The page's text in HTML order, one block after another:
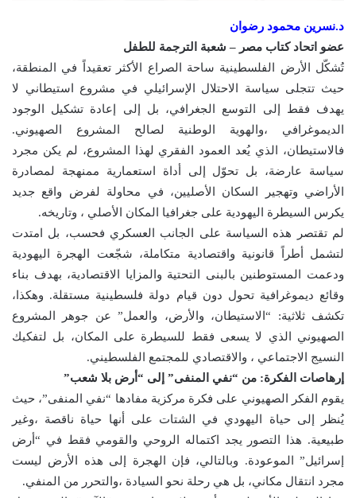
د.نسرين محمود رضوان
عضو اتحاد كتاب مصر – شعبة الترجمة للطفل
تُشكّل الأرض الفلسطينية ساحة الصراع الأكثر تعقيداً في المنطقة،
حيث تتجلى سياسة الاحتلال الإسرائيلي في مشروع استيطاني لا
يهدف فقط إلى التوسع الجغرافي، بل إلى إعادة تشكيل الوجود
الديموغرافي ،والهوية الوطنية لصالح المشروع الصهيوني.
فالاستيطان، الذي يُعد العمود الفقري لهذا المشروع، لم يكن مجرد
سياسة عارضة، بل تحوّل إلى أداة استعمارية ممنهجة لمصادرة
الأراضي وتهجير السكان الأصليين، في محاولة لفرض واقع جديد
يكرس السيطرة اليهودية على جغرافيا المكان الأصلي ، وتاريخه.
لم تقتصر هذه السياسة على الجانب العسكري فحسب، بل امتدت
لتشمل أطراً قانونية واقتصادية متكاملة، شجّعت الهجرة اليهودية
ودعمت المستوطنين بالبنى التحتية والمزايا الاقتصادية، بهدف بناء
وقائع ديموغرافية تحول دون قيام دولة فلسطينية مستقلة. وهكذا،
تكشف ثلاثية: “الاستيطان، والأرض، والعمل” عن جوهر المشروع
الصهيوني الذي لا يسعى فقط للسيطرة على المكان، بل لتفكيك
النسيج الاجتماعي ، والاقتصادي للمجتمع الفلسطيني.
إرهاصات الفكرة: من “نفي المنفى” إلى “أرض بلا شعب”
يقوم الفكر الصهيوني على فكرة مركزية مفادها “نفي المنفى”، حيث
يُنظر إلى حياة اليهودي في الشتات على أنها حياة ناقصة ،وغير
طبيعية. هذا التصور يجد اكتماله الروحي والقومي فقط في “أرض
إسرائيل” الموعودة. وبالتالي، فإن الهجرة إلى هذه الأرض ليست
مجرد انتقال مكاني، بل هي رحلة نحو السيادة ،والتحرر من المنفي.